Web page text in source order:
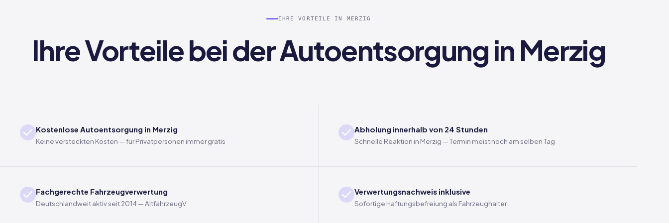
IHRE VORTEILE IN MERZIG
Ihre Vorteile bei der Autoentsorgung in Merzig
Kostenlose Autoentsorgung in Merzig
Keine versteckten Kosten — für Privatpersonen immer gratis
Abholung innerhalb von 24 Stunden
Schnelle Reaktion in Merzig — Termin meist noch am selben Tag
Fachgerechte Fahrzeugverwertung
Deutschlandweit aktiv seit 2014 — AltfahrzeugV
Verwertungsnachweis inklusive
Sofortige Haftungsbefreiung als Fahrzeughalter